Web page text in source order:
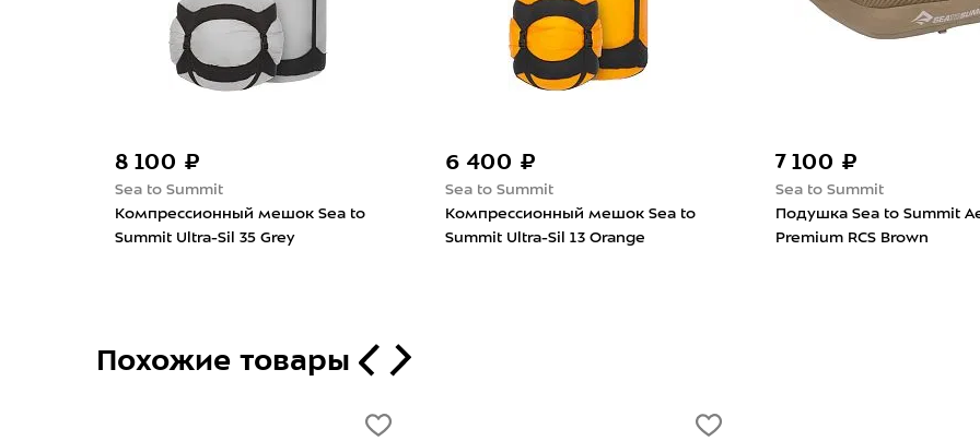
8 100 ₽
Sea to Summit
Компрессионный мешок Sea to
Summit Ultra-Sil 35 Grey
6 400 ₽
Sea to Summit
Компрессионный мешок Sea to
Summit Ultra-Sil 13 Orange
7 100 ₽
Sea to Summit
Подушка Sea to Summit
Premium RCS Brown
Похожие товары